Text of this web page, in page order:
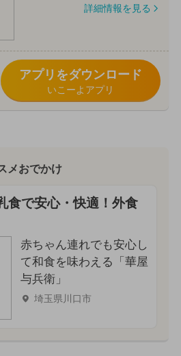
詳細情報を見る
アプリをダウンロード
いこーよアプリ
メおでかけ
食で安心・快適！外食
赤ちゃん連れでも安心し
て和食を味わえる「華屋
与兵衛」
埼玉県川口市